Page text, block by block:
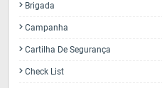
Brigada
Campanha
Cartilha De Segurança
Check List